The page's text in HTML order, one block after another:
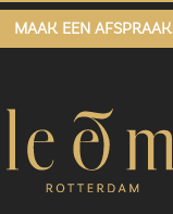
MAAK EEN AFSPRAAK